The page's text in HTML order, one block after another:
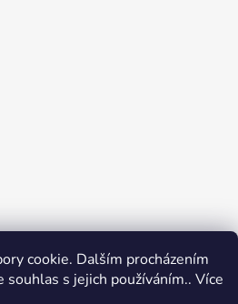
cookie. Dalším procházením
s jejich používáním.. Více
Obchodní podmínky